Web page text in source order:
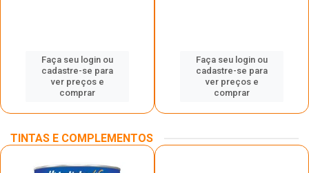
Faça seu login ou
cadastre-se para
ver preços e
comprar
Faça seu login ou
cadastre-se para
ver preços e
comprar
TINTAS E COMPLEMENTOS